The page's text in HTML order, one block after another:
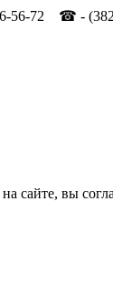
56-72 ☎ -
сайте, вы